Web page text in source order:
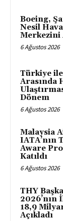
Boeing,
Nesil
Merkezini
6 Ağustos 2026
Türkiye
Arasında
Dönem
6 Ağustos 2026
Malaysia
IATA’nın
Aware
Katıldı
6 Ağustos 2026
THY
2026’nın
18,9
Açıkladı